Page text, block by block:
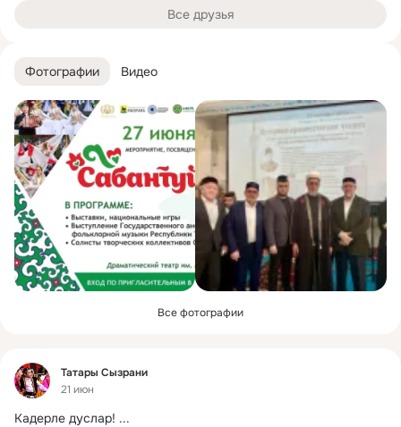
Фотографии Видео
Все фотографии
Фид
Татары Сызрани
21 июн
Кадерле дуслар! ...
Все друзья